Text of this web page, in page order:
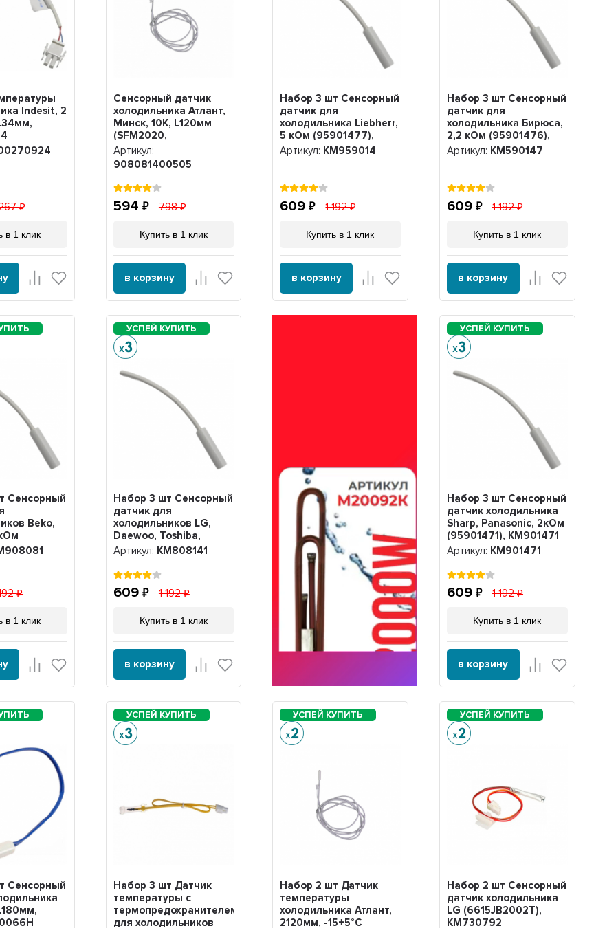
Indesit, 2
в 1 клик
Сенсорный датчик
холодильника Атлант,
Минск, 10К, L120мм
(SFM2020,
908081403069),
908081400505
Артикул:
908081400505
594 798
Купить в 1 клик
в корзину
Набор 3 шт Сенсорный
датчик для
холодильника Liebherr,
5 кОм (95901477),
KM959014
Артикул: KM959014
609 1 192
Купить в 1 клик
в корзину
Набор 3 шт Сенсорный
датчик для
холодильника Бирюса,
2,2 кОм (95901476),
KM590147
Артикул: KM590147
609 1 192
Купить в 1 клик
в корзину
Сенсорный
Beko,
в 1 клик
Набор 3 шт Сенсорный
датчик для
холодильников LG,
Daewoo, Toshiba,
2,5кОм
(9080814101577),
KM808141
Артикул: KM808141
609 1 192
Купить в 1 клик
в корзину
Набор 3 шт Сенсорный
датчик холодильника
Sharp, Panasonic, 2кОм
(95901471), KM901471
Артикул: KM901471
609 1 192
Купить в 1 клик
в корзину
Сенсорный
Набор 3 шт Датчик
температуры c
термопредохранителем
для холодильников
Набор 2 шт Датчик
температуры
холодильника Атлант,
2120мм, -15+5°C
Набор 2 шт Сенсорный
датчик холодильника
LG (6615JB2002T),
KM730792